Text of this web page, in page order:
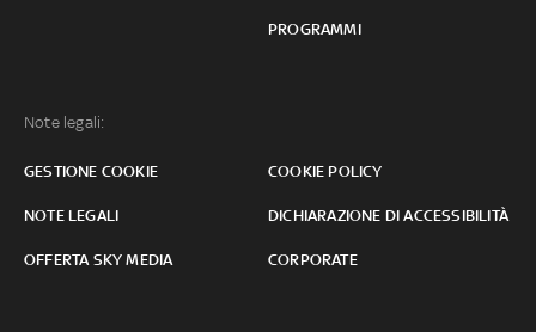
PROGRAMMI
Note legali:
GESTIONE COOKIE COOKIE POLICY
NOTE LEGALI DICHIARAZIONE DI ACCESSIBILITÀ
OFFERTA SKY MEDIA CORPORATE